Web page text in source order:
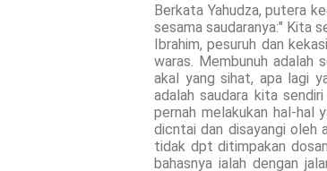
Berkata Yahudza, putera
sesama saudaranya:" Kita
Ibrahim, pesuruh dan
waras. Membunuh adalah
akal yang sihat, apa lagi
adalah saudara kita
pernah melakukan hal-hal
dicntai dan disayangi oleh
tidak dpt ditimpakan
bahasnya ialah dengan